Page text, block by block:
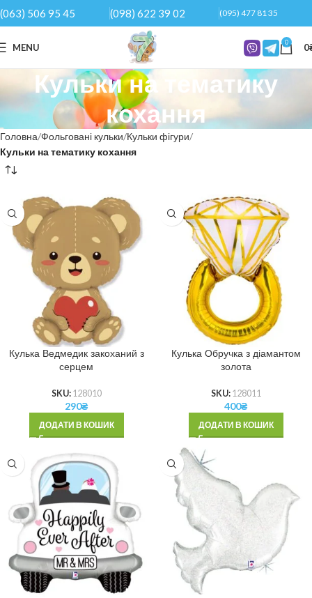
(063) 506 95 45 (098) 622 39 02 (095) 477 81 35
MENU 0 0
Кульки на тематику
кохання
Головна Фольговані кульки Кульки фігури
Кульки на тематику кохання
Кулька Ведмедик закоханий з
серцем
SKU: 128010
290₴
ДОДАТИ В КОШИК
Кулька Обручка з діамантом
золота
SKU: 128011
400₴
ДОДАТИ В КОШИК